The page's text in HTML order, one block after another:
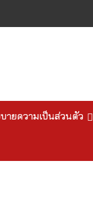
ายความเป็นส่วนตัว